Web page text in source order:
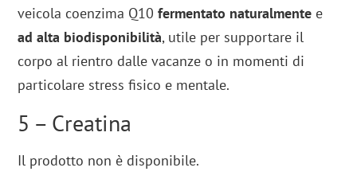
veicola coenzima Q10fermentato naturalmente e
ad alta biodisponibilità, utile per supportare il
corpo al rientro dalle vacanze o in momenti di
particolare stress fisico e mentale.
5 – Creatina
Il prodotto non è disponibile.